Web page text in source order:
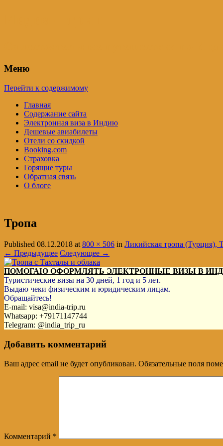
Меню
Перейти к содержимому
Главная
Содержание сайта
Электронная виза в Индию
Дешевые авиабилеты
Отели со скидкой
Booking.com
Страховка
Горящие туры
Обратная связь
О блоге
Тропа
Published 08.12.2018 at 800 × 506 in Ликийская тропа (Турция),
← Предыдущее Следующее →
ПОМОГАЮ ОФОРМЛЯТЬ ЭЛЕКТРОННЫЕ ВИЗЫ В
Туристические визы на 30 дней, 1 год и 5 лет.
Выдаю чеки физическим и юридическим лицам.
Обращайтесь!
E-mail: visa@india-trip.ru
Whatsapp: +79171147744
Telegram: @india_trip_ru
Добавить комментарий
Ваш адрес email не будет опубликован. Обязательные поля
Комментарий *